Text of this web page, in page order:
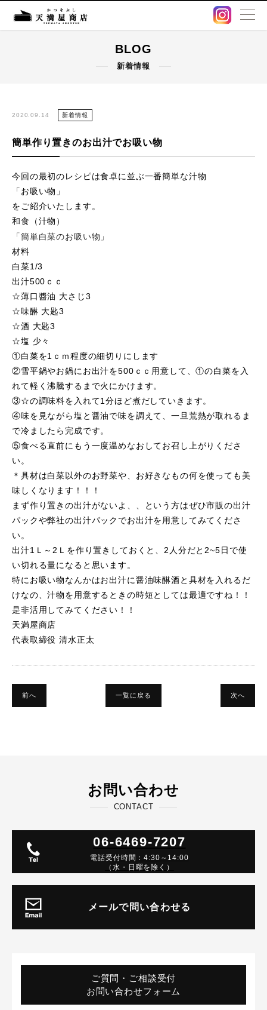
出汁パック
鰹節・削り節
オンラインストア
店舗情報
アクセス
BLOG
新着情報
2020.09.14 新着情報
簡単作り置きのお出汁でお吸い物
今回の最初のレシピは食卓に並ぶ一番簡単な汁物
「お吸い物」
をご紹介いたします。
和食（汁物）
「簡単白菜のお吸い物」
材料
白菜1/3
出汁500ｃｃ
☆薄口醬油 大さじ3
☆味醂 大匙3
☆酒 大匙3
☆塩 少々
①白菜を1ｃｍ程度の細切りにします
②雪平鍋やお鍋にお出汁を500ｃｃ用意して、①の白菜を入
れて軽く沸騰するまで火にかけます。
③☆の調味料を入れて1分ほど煮だしていきます。
④味を見ながら塩と醤油で味を調えて、一旦荒熱が取れるま
で冷ましたら完成です。
⑤食べる直前にもう一度温めなおしてお召し上がりくださ
い。
＊具材は白菜以外のお野菜や、 お好きなもの何を使っても美
味しくなります！！！
まず作り置きの出汁がないよ、、という方はぜひ市販の出汁
パックや弊社の出汁パックでお出汁を用意してみてくださ
い。
出汁1Ｌ～2Ｌを作り置きしておくと、2人分だと2~5日で使
い切れる量になると思います。
特にお吸い物なんかはお出汁に醤油味醂酒と具材を入れるだ
けなの、汁物を用意するときの時短としては最適ですね！！
是非活用してみてください！！
天満屋商店
代表取締役 清水正太
一覧に戻る
前へ 次へ
お問い合わせ
CONTACT
06-6469-7207
電話受付時間：4:30～14:00
（水・日曜を除く）
メールで問い合わせる
ご質問・ご相談受付
お問い合わせフォーム